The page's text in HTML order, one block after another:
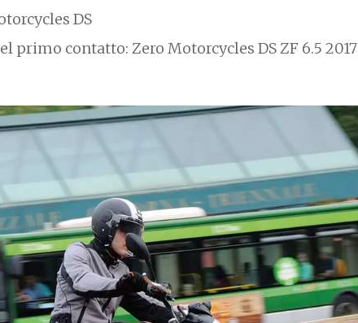
DS
primo contatto: Zero Motorcycles DS ZF 6.5 2017